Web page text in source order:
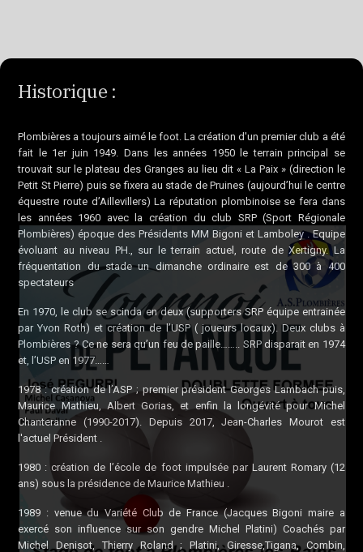
Historique :
Plombières a toujours aimé le foot. La création d'un premier club a été
fait le 1er juin 1949. Dans les années 1950 le terrain principal se
trouvait sur le plateau des Granges au lieu dit « La Paix » (direction le
Petit St Pierre) puis se fixera au stade de Pruines (aujourd’hui le centre
équestre route d’Aillevillers) La réputation plombinoise se fera dans
les années 1960 avec la création du club SRP (Sport Régionale
Plombières) époque des Présidents MM Bigoni et Lamboley . Equipe
évoluant au niveau PH., sur le terrain actuel, route de Xertigny. La
fréquentation du stade un dimanche ordinaire est de 300 à 400
spectateurs
En 1970, le club se scinda en deux (supporters SRP équipe entrainée
par Yvon Roth) et création de l’USP ( joueurs locaux). Deux clubs à
Plombières ? Ce ne sera qu’un feu de paille…….. SRP disparait en 1974
et, l’USP en 1977……
1978 : création de l’ASP ; premier président Georges Lambach puis,
Maurice Mathieu, Albert Gorias, et enfin la longévité pour Michel
Chanteranne (1990-2017). Depuis 2017, Jean-Charles Mourot est
l'actuel Président .
1980 : création de l’école de foot impulsée par Laurent Romary (12
ans) sous la présidence de Maurice Mathieu .
1989 : venue du Variété Club de France (Jacques Bigoni maire a
exercé son influence sur son gendre Michel Platini) Coachés par
Michel Denisot, Thierry Roland ; Platini, Giresse,Tigana, Combin,